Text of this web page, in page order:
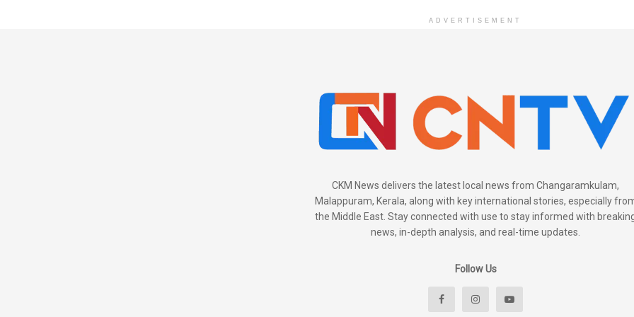
ADVERTISEMENT
CKM News delivers the latest local news from Changaramkulam,
Malappuram, Kerala, along with key international stories, especially
the Middle East. Stay connected with use to stay informed with
news, in-depth analysis, and real-time updates.
Follow Us